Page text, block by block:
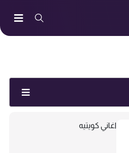
اغاني كويتيه